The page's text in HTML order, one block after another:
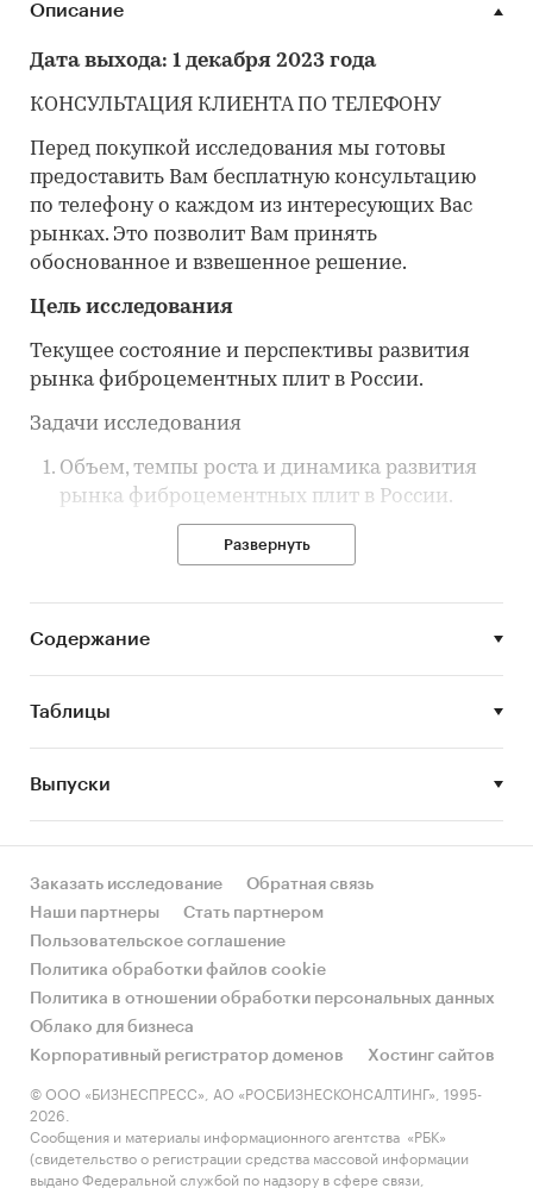
Описание
Дата выхода: 1 декабря 2023 года
КОНСУЛЬТАЦИЯ КЛИЕНТА ПО ТЕЛЕФОНУ
Перед покупкой исследования мы готовы
предоставить Вам бесплатную консультацию
по телефону о каждом из интересующих Вас
рынках. Это позволит Вам принять
обоснованное и взвешенное решение.
Цель исследования
Текущее состояние и перспективы развития
рынка фиброцементных плит в России.
Задачи исследования
Объем, темпы роста и динамика развития
рынка фиброцементных плит в России.
Структура рынка фиброцементных плит по
назначению.
Распределение рынка фиброцементных
плит по регионам.
Объем и темпы роста производства
фиброцементных плит в России.
Объем импорта в Россию и экспорта из
рынка фиброцементных плит в России.
Конкурентная ситуация на рынке
фиброцементных плит в России.
Финансово-хозяйственная деятельность
участников рынка фиброцементных плит.
Метод сбора и анализа данных
ФСГС РФ (Росстат):
часто информация
обобъемах производстване содержится в
данных ФСГС РФ (Росстат) и процесс ее
получения является очень трудоемким и
Развернуть
Содержание
Таблицы
Выпуски
Заказать исследование
Обратная связь
Наши партнеры
Стать партнером
Пользовательское соглашение
Политика обработки файлов cookie
Политика в отношении обработки персональных данных
Облако для бизнеса
Корпоративный регистратор доменов
Хостинг сайтов
© ООО «БИЗНЕСПРЕСС», АО «РОСБИЗНЕСКОНСАЛТИНГ», 1995-
2026.
Сообщения и материалы информационного агентства «РБК»
(свидетельство о регистрации средства массовой информации
выдано Федеральной службой по надзору в сфере связи,